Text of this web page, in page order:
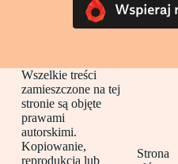
Wszelkie treści
zamieszczone na tej
stronie są objęte
prawami
autorskimi.
Kopiowanie,
reprodukcja lub
Strona